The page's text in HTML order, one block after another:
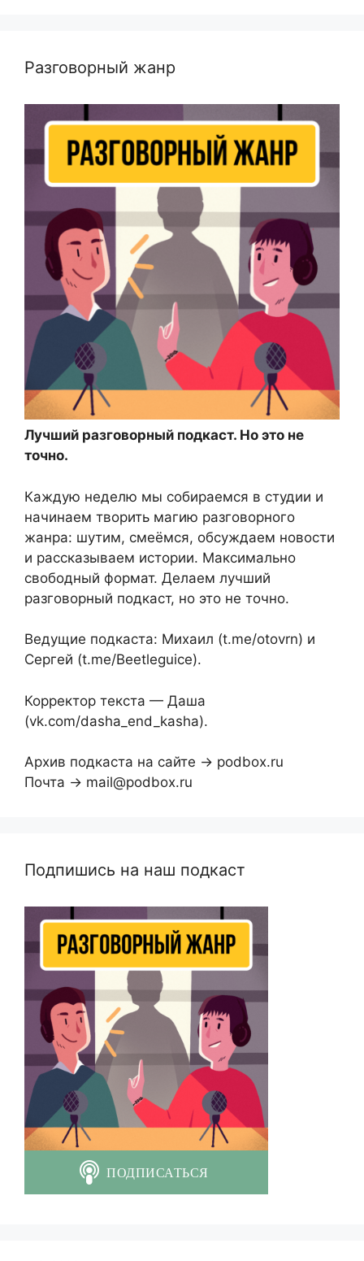
Разговорный жанр
Лучший разговорный подкаст. Но это не
точно.
Каждую неделю мы собираемся в студии и
начинаем творить магию разговорного
жанра: шутим, смеёмся, обсуждаем новости
и рассказываем истории. Максимально
свободный формат. Делаем лучший
разговорный подкаст, но это не точно.
Ведущие подкаста: Михаил (t.me/otovrn) и
Сергей (t.me/Beetleguice).
Корректор текста — Даша
(vk.com/dasha_end_kasha).
Архив подкаста на сайте → podbox.ru
Почта → mail@podbox.ru
Подпишись на наш подкаст